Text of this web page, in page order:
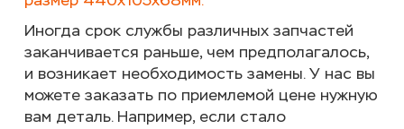
Иногда срок службы различных запчастей
заканчивается раньше, чем предполагалось,
и возникает необходимость замены. У нас вы
можете заказать по приемлемой цене нужную
вам деталь. Например, если стало